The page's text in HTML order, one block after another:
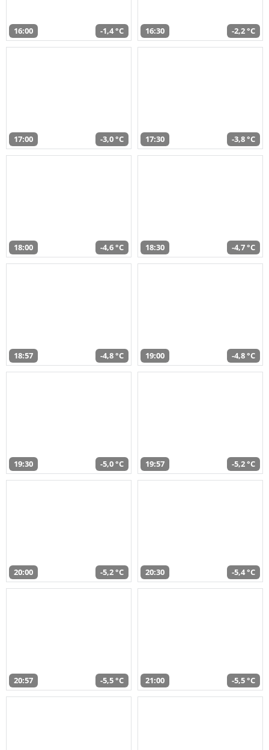
16:00 -1,4 °C 16:30 -2,2 °C
17:00 -3,0 °C 17:30 -3,8 °C
18:00 -4,6 °C 18:30 -4,7 °C
18:57 -4,8 °C 19:00 -4,8 °C
19:30 -5,0 °C 19:57 -5,2 °C
20:00 -5,2 °C 20:30 -5,4 °C
20:57 -5,5 °C 21:00 -5,5 °C